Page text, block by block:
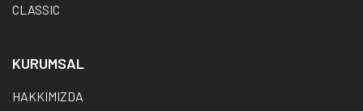
CLASSIC
KURUMSAL
HAKKIMIZDA